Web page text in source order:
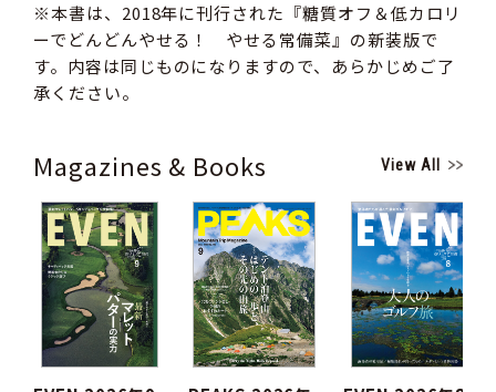
※本書は、2018年に刊行された『糖質オフ＆低カロリ
ーでどんどんやせる！ やせる常備菜』の新装版で
す。内容は同じものになりますので、あらかじめご了
承ください。
Magazines & Books View All